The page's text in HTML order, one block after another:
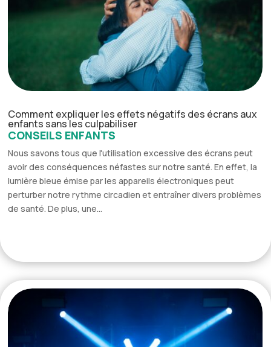
Comment expliquer les effets négatifs des écrans aux
enfants sans les culpabiliser
CONSEILS ENFANTS
Nous savons tous que l'utilisation excessive des écrans peut
avoir des conséquences néfastes sur notre santé. En effet, la
lumière bleue émise par les appareils électroniques peut
perturber notre rythme circadien et entraîner divers problèmes
de santé. De plus, une...